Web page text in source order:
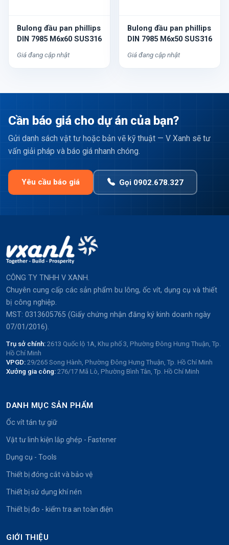
Bulong đầu pan phillips
DIN 7985 M6x60 SUS316
Giá đang cập nhật
Bulong đầu pan phillips
DIN 7985 M6x50 SUS316
Giá đang cập nhật
Cần báo giá cho dự án của bạn?
Gửi danh sách vật tư hoặc bản vẽ kỹ thuật — V Xanh sẽ tư
vấn giải pháp và báo giá nhanh chóng.
Yêu cầu báo giá Gọi 0902.678.327
CÔNG TY TNHH V XANH.
Chuyên cung cấp các sản phẩm bu lông, ốc vít, dụng cụ và thiết
bị công nghiệp.
MST: 0313605765 (Giấy chứng nhận đăng ký kinh doanh ngày
07/01/2016).
Trụ sở chính: 2613 Quốc lộ 1A, Khu phố 3, Phường Đông Hưng Thuận, Tp.
Hồ Chí Minh
VPGD: 29/265 Song Hành, Phường Đông Hưng Thuận, Tp. Hồ Chí Minh
Xưởng gia công: 276/17 Mã Lò, Phường Bình Tân, Tp. Hồ Chí Minh
DANH MỤC SẢN PHẨM
Ốc vít tán tự giữ
Vật tư linh kiện lắp ghép - Fastener
Dụng cụ - Tools
Thiết bị đóng cắt và bảo vệ
Thiết bị sử dụng khí nén
Thiết bị đo - kiểm tra an toàn điện
GIỚI THIỆU